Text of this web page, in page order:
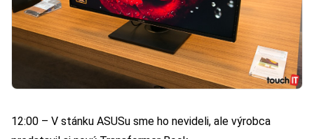
12:00 – V stánku ASUSu sme ho nevideli, ale výrobca